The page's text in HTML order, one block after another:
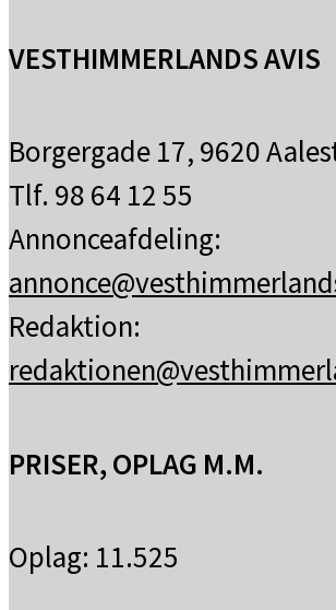
VESTHIMMERLANDS AVIS
Borgergade 17, 9620
Tlf. 98 64 12 55
Annonceafdeling:
Redaktion:
PRISER, OPLAG M.M.
Oplag: 11.525